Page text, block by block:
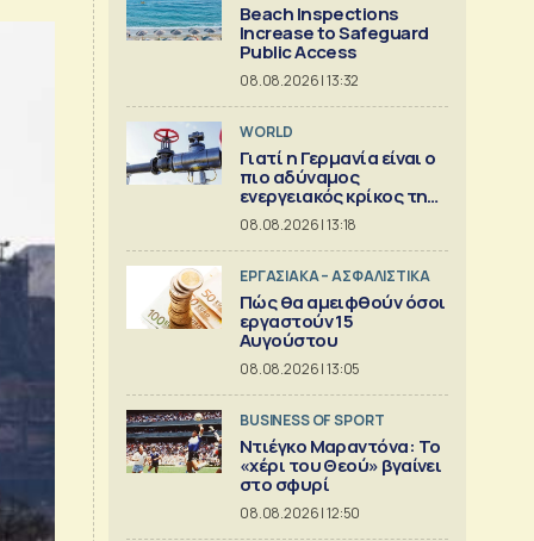
Beach Inspections
Increase to Safeguard
Public Access
08.08.2026 | 13:32
WORLD
Γιατί η Γερμανία είναι ο
πιο αδύναμος
ενεργειακός κρίκος της
Ευρώπης
08.08.2026 | 13:18
ΕΡΓΑΣΙΑΚΑ – ΑΣΦΑΛΙΣΤΙΚΑ
Πώς θα αμειφθούν όσοι
εργαστούν 15
Αυγούστου
08.08.2026 | 13:05
BUSINESS OF SPORT
Ντιέγκο Μαραντόνα: Το
«χέρι του Θεού» βγαίνει
στο σφυρί
08.08.2026 | 12:50